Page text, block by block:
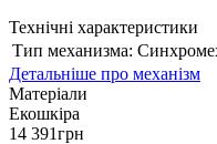
Технічні характеристики
Тип механизма:
Детальніше про механізм
Матеріали
Екошкіра
14 391грн